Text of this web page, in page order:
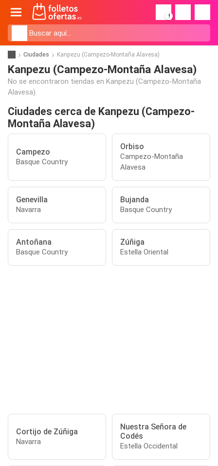
!
Ciudades Kanpezu (Campezo-Montaña Alavesa)
Kanpezu (Campezo-Montaña Alavesa)
No se encontraron tiendas en Kanpezu (Campezo-Montaña
Alavesa).
Ciudades cerca de Kanpezu (Campezo-
Montaña Alavesa)
Campezo
Basque Country
Orbiso
Campezo-Montaña
Alavesa
Genevilla
Navarra
Bujanda
Basque Country
Antoñana
Basque Country
Zúñiga
Estella Oriental
Cortijo de Zúñiga
Navarra
Nuestra Señora de
Codés
Estella Occidental